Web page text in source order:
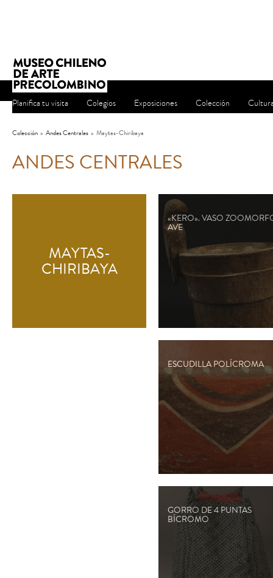
Planifica tu visita Colegios Exposiciones Colección
Colección » Andes Centrales » Maytas-Chiribaya
ANDES CENTRALES
MAYTAS-
CHIRIBAYA
«KERO». VASO
AVE
ESCUDILLA POLÍCROMA
GORRO DE 4 PUNTAS
BÍCROMO